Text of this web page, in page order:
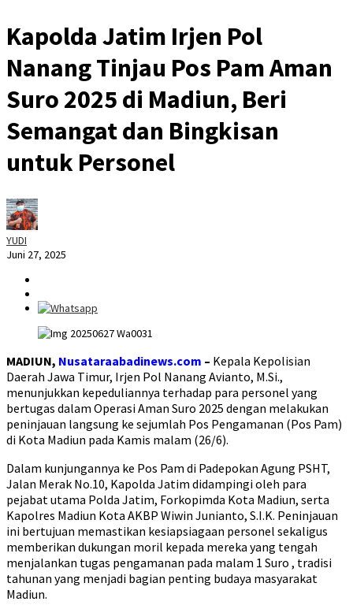
Kapolda Jatim Irjen Pol
Nanang Tinjau Pos Pam Aman
Suro 2025 di Madiun, Beri
Semangat dan Bingkisan
untuk Personel
YUDI
Juni 27, 2025
MADIUN, Nusataraabadinews.com – Kepala Kepolisian
Daerah Jawa Timur, Irjen Pol Nanang Avianto, M.Si.,
menunjukkan kepeduliannya terhadap para personel yang
bertugas dalam Operasi Aman Suro 2025 dengan melakukan
peninjauan langsung ke sejumlah Pos Pengamanan (Pos Pam)
di Kota Madiun pada Kamis malam (26/6).
Dalam kunjungannya ke Pos Pam di Padepokan Agung PSHT,
Jalan Merak No.10, Kapolda Jatim didampingi oleh para
pejabat utama Polda Jatim, Forkopimda Kota Madiun, serta
Kapolres Madiun Kota AKBP Wiwin Junianto, S.I.K. Peninjauan
ini bertujuan memastikan kesiapsiagaan personel sekaligus
memberikan dukungan moril kepada mereka yang tengah
menjalankan tugas pengamanan pada malam 1 Suro , tradisi
tahunan yang menjadi bagian penting budaya masyarakat
Madiun.